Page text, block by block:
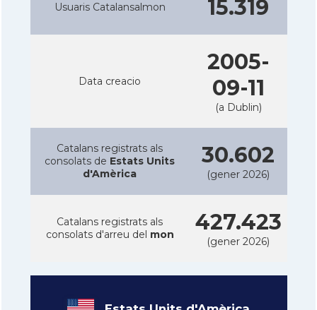
Usuaris Catalansalmon 15.319
Data creacio
2005-
09-11
(a Dublin)
Catalans registrats als
consolats de Estats Units
d'Amèrica
30.602
(gener 2026)
Catalans registrats als
consolats d'arreu del mon 427.423
(gener 2026)